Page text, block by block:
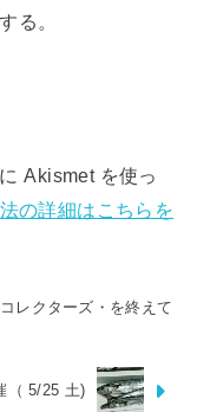
る。
Akismet を使っ
の詳細はこちらを
レクターズ・を終えて
（ 5/25 土)